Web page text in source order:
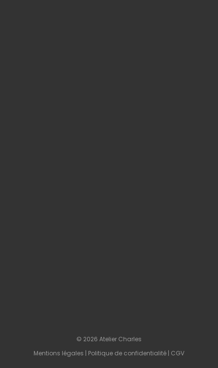
© 2026 Atelier Charles
Mentions légales | Politique de confidentialité | CGV